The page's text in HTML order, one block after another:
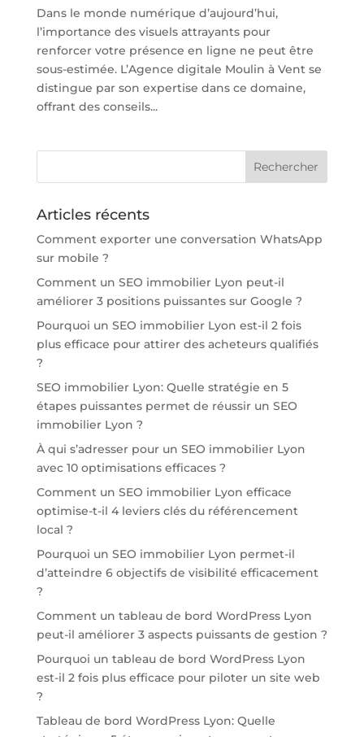
Dans le monde numérique d’aujourd’hui,
l’importance des visuels attrayants pour
renforcer votre présence en ligne ne peut être
sous-estimée. L’Agence digitale Moulin à Vent se
distingue par son expertise dans ce domaine,
offrant des conseils...
Articles récents
Comment exporter une conversation WhatsApp
sur mobile ?
Comment un SEO immobilier Lyon peut-il
améliorer 3 positions puissantes sur Google ?
Pourquoi un SEO immobilier Lyon est-il 2 fois
plus efficace pour attirer des acheteurs qualifiés
?
SEO immobilier Lyon: Quelle stratégie en 5
étapes puissantes permet de réussir un SEO
immobilier Lyon ?
À qui s’adresser pour un SEO immobilier Lyon
avec 10 optimisations efficaces ?
Comment un SEO immobilier Lyon efficace
optimise-t-il 4 leviers clés du référencement
local ?
Pourquoi un SEO immobilier Lyon permet-il
d’atteindre 6 objectifs de visibilité efficacement
?
Comment un tableau de bord WordPress Lyon
peut-il améliorer 3 aspects puissants de gestion ?
Pourquoi un tableau de bord WordPress Lyon
est-il 2 fois plus efficace pour piloter un site web
?
Tableau de bord WordPress Lyon: Quelle